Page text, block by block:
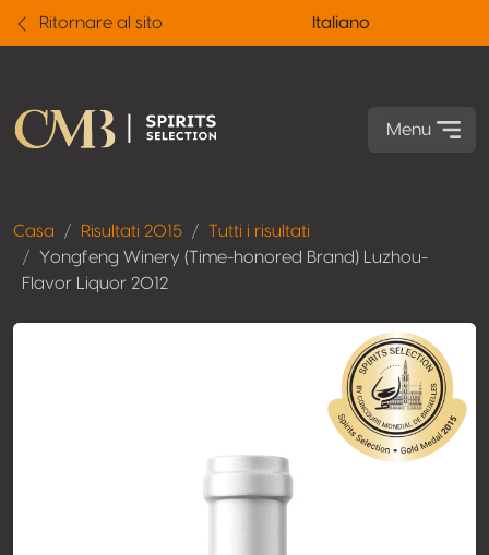
Ritornare al sito Italiano
Menu
Casa Risultati 2015
Tutti i risultati
Yongfeng Winery (Time-honored Brand) Luzhou-
Flavor Liquor 2012